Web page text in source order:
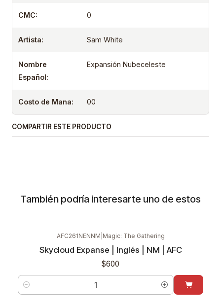
CMC: 0
Artista: Sam White
Nombre
Español:
Expansión Nubeceleste
Costo de Mana: 00
COMPARTIR ESTE PRODUCTO
También podría interesarte uno de estos
AFC261NENNM Magic: The Gathering
Skycloud Expanse | Inglés | NM | AFC
$600
Cantidad